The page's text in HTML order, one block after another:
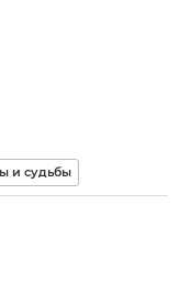
и судьбы